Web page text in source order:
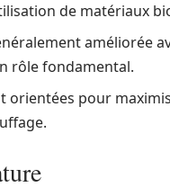
de matériaux
améliorée
rôle fondamental.
orientées pour